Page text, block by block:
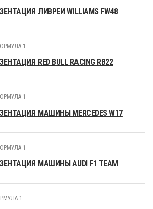
ЛИВРЕИ WILLIAMS FW48
1
RED BULL RACING RB22
1
МАШИНЫ MERCEDES W17
1
МАШИНЫ AUDI F1 TEAM
1